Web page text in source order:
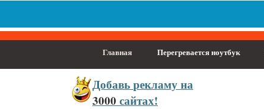
Главная Перегревается ноутбук
Добавьрекламу на
3000 сайтах!